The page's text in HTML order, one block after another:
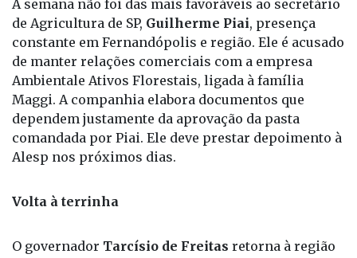
Sem clima no campo
A semana não foi das mais favoráveis ao secretário
de Agricultura de SP,Guilherme Piai, presença
constante em Fernandópolis e região. Ele é acusado
de manter relações comerciais com a empresa
Ambientale Ativos Florestais, ligada à família
Maggi. A companhia elabora documentos que
dependem justamente da aprovação da pasta
Alesp nos próximos dias.
Volta à terrinha